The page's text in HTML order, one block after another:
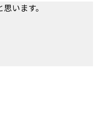
います。